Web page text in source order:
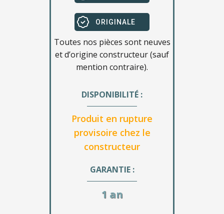
ORIGINALE
Toutes nos pièces sont neuves
et d’origine constructeur (sauf
mention contraire).
DISPONIBILITÉ :
Produit en rupture
provisoire chez le
constructeur
GARANTIE :
1 an